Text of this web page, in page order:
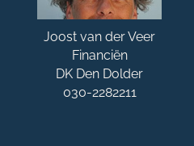
Joost van der Veer
Financiën
DK Den Dolder
030-2282211